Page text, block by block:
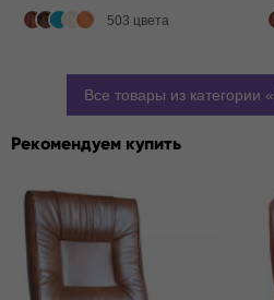
503 цвета
Все товары из категории
Рекомендуем купить